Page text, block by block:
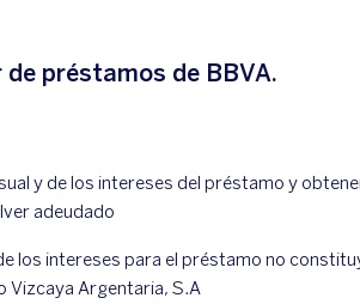
préstamos de BBVA.
y de los intereses del préstamo y
adeudado
los intereses para el préstamo no
Vizcaya Argentaria, S.A